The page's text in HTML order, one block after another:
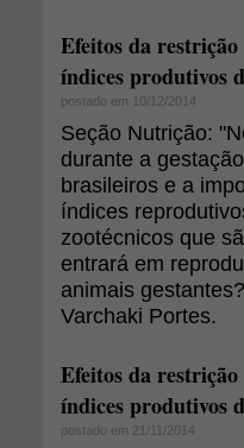
Efeitos da
índices produtivos
postado em 10/12/2014
Seção Nutrição:
durante a
brasileiros e a
índices
zootécnicos que
entrará em
animais
Varchaki Portes.
Efeitos da
índices produtivos
postado em 21/11/2014